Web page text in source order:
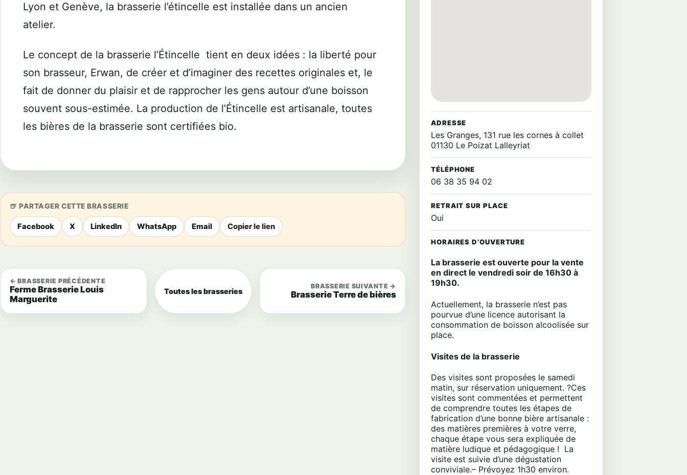
Lyon et Genève, la brasserie l’étincelle est installée dans un ancien
atelier.
Le concept de la brasserie l’Étincelle tient en deux idées : la liberté pour
son brasseur, Erwan, de créer et d’imaginer des recettes originales et, le
fait de donner du plaisir et de rapprocher les gens autour d’une boisson
souvent sous-estimée. La production de l’Étincelle est artisanale, toutes
les bières de la brasserie sont certifiées bio.
PARTAGER CETTE BRASSERIE
Facebook X LinkedIn WhatsApp Email Copier le lien
← BRASSERIE PRÉCÉDENTE
Ferme Brasserie Louis
Marguerite
Toutes les brasseries
BRASSERIE SUIVANTE →
Brasserie Terre de bières
ADRESSE
Les Granges, 131 rue les cornes à collet
01130 Le Poizat Lalleyriat
TÉLÉPHONE
06 38 35 94 02
RETRAIT SUR PLACE
Oui
HORAIRES D’OUVERTURE
La brasserie est ouverte pour la vente
en direct le vendredi soir de 16h30 à
19h30.
Actuellement, la brasserie n’est pas
pourvue d’une licence autorisant la
consommation de boisson alcoolisée sur
place.
Visites de la brasserie
Des visites sont proposées le samedi
matin, sur réservation uniquement. ?Ces
visites sont commentées et permettent
de comprendre toutes les étapes de
fabrication d’une bonne bière artisanale :
des matières premières à votre verre,
chaque étape vous sera expliquée de
matière ludique et pédagogique ! La
visite est suivie d’une dégustation
conviviale.– Prévoyez 1h30 environ.